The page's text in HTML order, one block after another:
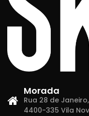
Morada
Rua 28 de
4400-335 Vila